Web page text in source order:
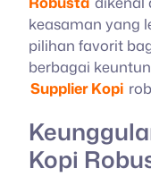
keasaman yang
pilihan favorit
berbagai
Supplier Kopi
Kopi